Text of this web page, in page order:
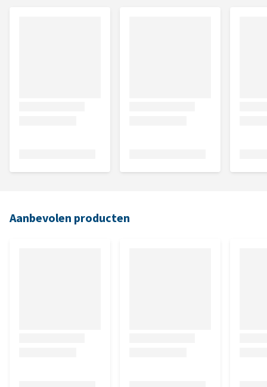
Aanbevolen producten